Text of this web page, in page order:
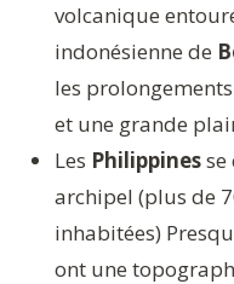
volcanique
indonésienne de
les
et une grande
Les Philippinesse
archipel (plus de
inhabitées)
ont une